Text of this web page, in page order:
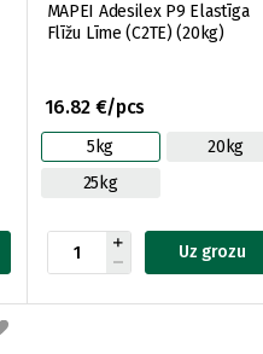
MAPEI Adesilex P9 Elastīga
Flīžu Līme (C2TE) (20kg)
16.82 €/pcs
5kg
20kg
25kg
Uz grozu